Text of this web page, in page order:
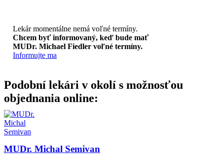
Lekár momentálne nemá voľné termíny.
Chcem byť informovaný, keď bude mať
MUDr. Michael Fiedler voľné termíny.
Informujte ma
Podobní lekári v okolí s možnosťou
objednania online:
MUDr. Michal Semivan